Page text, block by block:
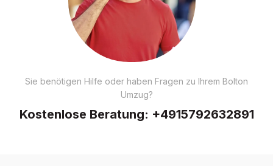
Sie benötigen Hilfe oder haben Fragen zu Ihrem Bolton
Umzug?
Kostenlose Beratung: +4915792632891